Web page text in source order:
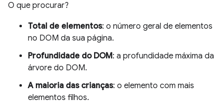
O que procurar?
Total de elementos: o número geral de elementos
no DOM da sua página.
Profundidade do DOM: a profundidade máxima da
árvore do DOM.
A maioria das crianças: o elemento com mais
elementos filhos.